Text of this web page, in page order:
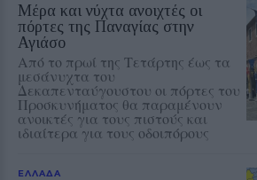
Μέρα και νύχτα ανοιχτές οι
πόρτες της Παναγίας στην
Αγιάσο
Από το πρωί της Τετάρτης έως τα
μεσάνυχτα του
Δεκαπενταύγουστου οι πόρτες του
Προσκυνήματος θα παραμένουν
ανοικτές για τους πιστούς και
ιδιαίτερα για τους οδοιπόρους
ΕΛΛΑΔΑ